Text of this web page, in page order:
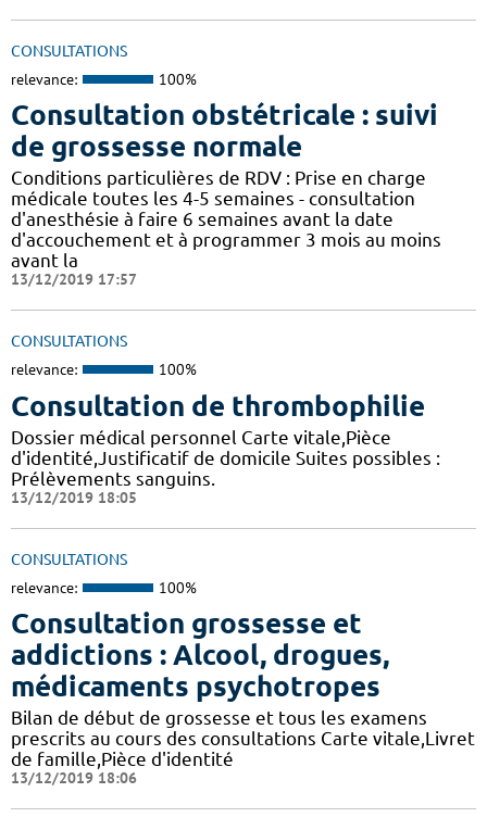
CONSULTATIONS
relevance: 100%
Consultation obstétricale : suivi
de grossesse normale
Conditions particulières de RDV : Prise en charge
médicale toutes les 4-5 semaines - consultation
d'anesthésie à faire 6 semaines avant la date
d'accouchement et à programmer 3 mois au moins
avant la
13/12/2019 17:57
CONSULTATIONS
relevance: 100%
Consultation de thrombophilie
Dossier médical personnel Carte vitale,Pièce
d'identité,Justificatif de domicile Suites possibles :
Prélèvements sanguins.
13/12/2019 18:05
CONSULTATIONS
relevance: 100%
Consultation grossesse et
addictions : Alcool, drogues,
médicaments psychotropes
Bilan de début de grossesse et tous les examens
prescrits au cours des consultations Carte vitale,Livret
de famille,Pièce d'identité
13/12/2019 18:06